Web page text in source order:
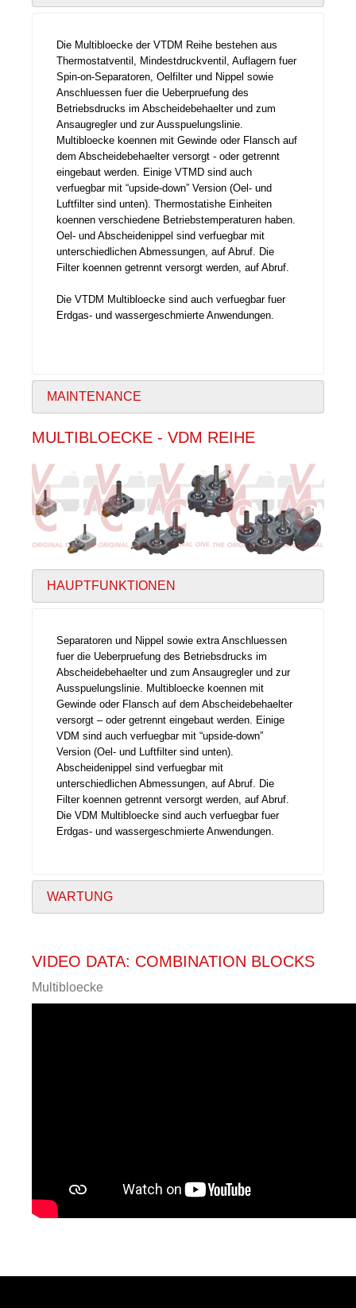
Die Multibloecke der VTDM Reihe bestehen aus
Thermostatventil, Mindestdruckventil, Auflagern fuer
Spin-on-Separatoren, Oelfilter und Nippel sowie
Anschluessen fuer die Ueberpruefung des
Betriebsdrucks im Abscheidebehaelter und zum
Ansaugregler und zur Ausspuelungslinie.
Multibloecke koennen mit Gewinde oder Flansch auf
dem Abscheidebehaelter versorgt - oder getrennt
eingebaut werden. Einige VTMD sind auch
verfuegbar mit “upside-down” Version (Oel- und
Luftfilter sind unten). Thermostatishe Einheiten
koennen verschiedene Betriebstemperaturen haben.
Oel- und Abscheidenippel sind verfuegbar mit
unterschiedlichen Abmessungen, auf Abruf. Die
Filter koennen getrennt versorgt werden, auf Abruf.
Die VTDM Multibloecke sind auch verfuegbar fuer
Erdgas- und wassergeschmierte Anwendungen.
MAINTENANCE
MULTIBLOECKE - VDM REIHE
HAUPTFUNKTIONEN
Separatoren und Nippel sowie extra Anschluessen
fuer die Ueberpruefung des Betriebsdrucks im
Abscheidebehaelter und zum Ansaugregler und zur
Ausspuelungslinie. Multibloecke koennen mit
Gewinde oder Flansch auf dem Abscheidebehaelter
versorgt – oder getrennt eingebaut werden. Einige
VDM sind auch verfuegbar mit “upside-down”
Version (Oel- und Luftfilter sind unten).
Abscheidenippel sind verfuegbar mit
unterschiedlichen Abmessungen, auf Abruf. Die
Filter koennen getrennt versorgt werden, auf Abruf.
Die VDM Multibloecke sind auch verfuegbar fuer
Erdgas- und wassergeschmierte Anwendungen.
WARTUNG
VIDEO DATA: COMBINATION BLOCKS
Multibloecke